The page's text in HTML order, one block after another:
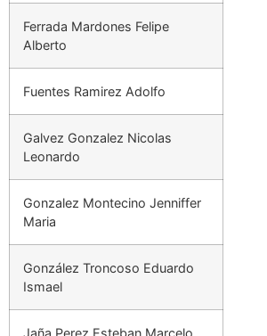
Ferrada Mardones Felipe
Alberto
Fuentes Ramirez Adolfo
Galvez Gonzalez Nicolas
Leonardo
Gonzalez Montecino Jenniffer
Maria
González Troncoso Eduardo
Ismael
Jaña Perez Esteban Marcelo